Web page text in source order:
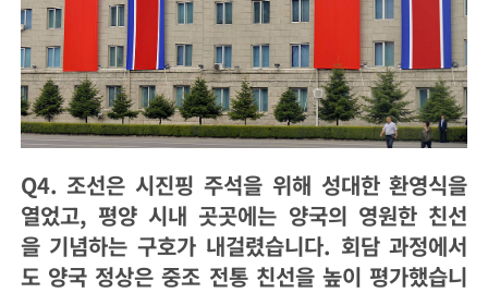
Q4. 조선은 시진핑 주석을 위해 성대한 환영식을
열었고, 평양 시내 곳곳에는 양국의 영원한 친선
을 기념하는 구호가 내걸렸습니다. 회담 과정에서
도 양국 정상은 중조 전통 친선을 높이 평가했습니